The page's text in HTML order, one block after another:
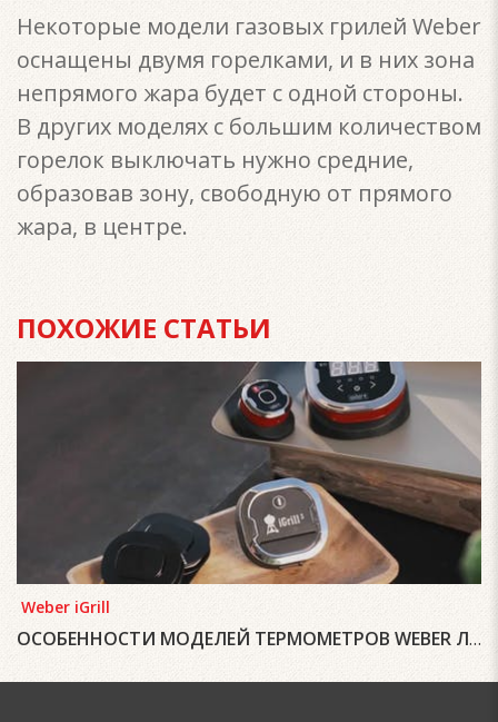
Некоторые модели газовых грилей Weber
оснащены двумя горелками, и в них зона
непрямого жара будет с одной стороны.
В других моделях с большим количеством
горелок выключать нужно средние,
образовав зону, свободную от прямого
жара, в центре.
ПОХОЖИЕ СТАТЬИ
ОСОБЕННОСТИ МОДЕЛЕЙ ТЕРМОМЕТРОВ WEBER ЛИНЕЙКИ IGRILL
Weber iGrill